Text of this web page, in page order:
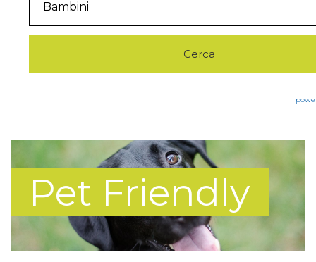
Eden Park
Trekking&Walking
Contatti
Bike&Sports
Pet Friendly